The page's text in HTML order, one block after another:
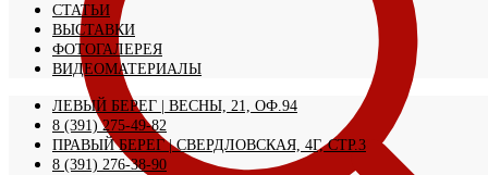
СТАТЬИ
ВЫСТАВКИ
ФОТОГАЛЕРЕЯ
ВИДЕОМАТЕРИАЛЫ
ЛЕВЫЙ БЕРЕГ | ВЕСНЫ, 21, ОФ.94
8 (391) 275-49-82
ПРАВЫЙ БЕРЕГ | СВЕРДЛОВСКАЯ, 4Г, СТР.3
8 (391) 276-38-90